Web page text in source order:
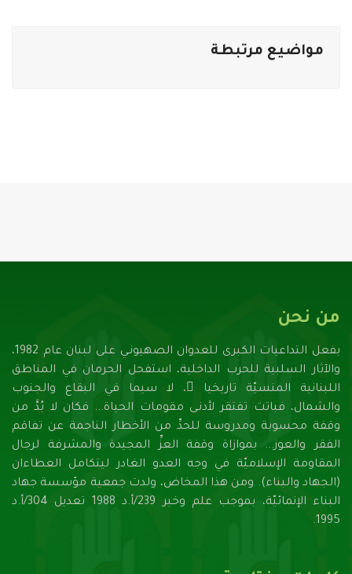
مواضيع مرتبطة
من نحن
بفعل التداعيات الكبرى للعدوان الصهيونـي على لبنان عام 1982،
والآثار السلبية للحرب الداخلية، استفحل الحرمان في المناطق
اللبنانية المنسيّة تاريخيا ً، لا سيما في البقاع والجنوب
والشمال، فباتت تفتقر لأدنـى مقومات الحياة... فكان لا بُدَّ من
وقفة محسوبة ومدروسة للحدِّ من الأخطار الناجمة عن تفاقم
الفقر والعوز... بموازاة وقفة العزِّ المجيدة والمشرفة لرجال
المقاومة الإسلاميّة في وجه العدو الغادر ليتكامل العطاءان
(الجهاد والبناء). ومن هذا المخاض، ولدت جمعية مؤسسة جهاد
البناء الإنمائيّة، بموجب علم وخبر 239/أ.د 1988 تعديل 304/أ.د
1995.